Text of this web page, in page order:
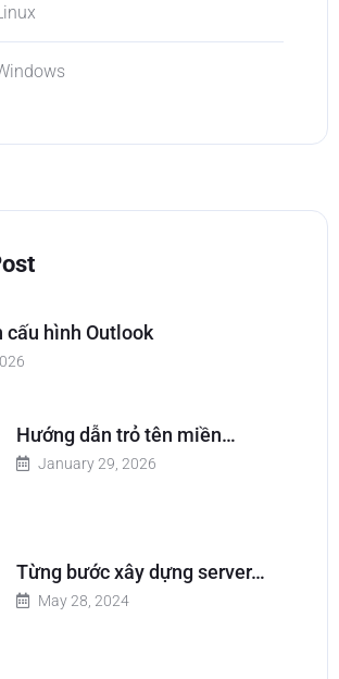
cấu hình Outlook
Hướng dẫn trỏ tên miền…
January 29, 2026
Từng bước xây dựng server…
May 28, 2024